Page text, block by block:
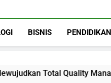
BISNIS PENDIDIKAN
Total Quality